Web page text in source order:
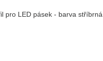
pro LED pásek - barva stříbrná